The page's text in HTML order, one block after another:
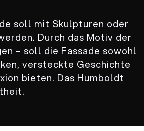
soll mit Skulpturen oder
Durch das Motiv der
– soll die Fassade sowohl
versteckte Geschichte
bieten. Das Humboldt